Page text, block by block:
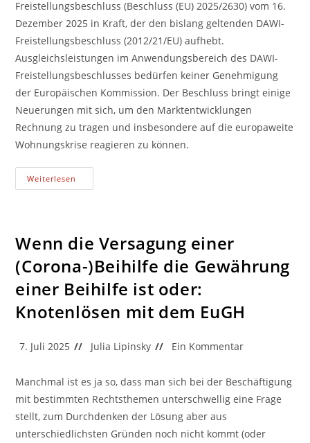
Freistellungsbeschluss (Beschluss (EU) 2025/2630) vom 16.
Dezember 2025 in Kraft, der den bislang geltenden DAWI-
Freistellungsbeschluss (2012/21/EU) aufhebt.
Ausgleichsleistungen im Anwendungsbereich des DAWI-
Freistellungsbeschlusses bedürfen keiner Genehmigung
der Europäischen Kommission. Der Beschluss bringt einige
Neuerungen mit sich, um den Marktentwicklungen
Rechnung zu tragen und insbesondere auf die europaweite
Wohnungskrise reagieren zu können.
Weiterlesen
Neue
Dezember
2025
Was
Ist
Wirklich
Neu?
Wenn die Versagung einer
(Corona-)Beihilfe die Gewährung
einer Beihilfe ist oder:
Knotenlösen mit dem EuGH
Beitrag
7. Juli 2025
Beitrags-
Julia Lipinsky
Beitrags-
Ein Kommentar
Manchmal ist es ja so, dass man sich bei der Beschäftigung
mit bestimmten Rechtsthemen unterschwellig eine Frage
stellt, zum Durchdenken der Lösung aber aus
unterschiedlichsten Gründen noch nicht kommt (oder